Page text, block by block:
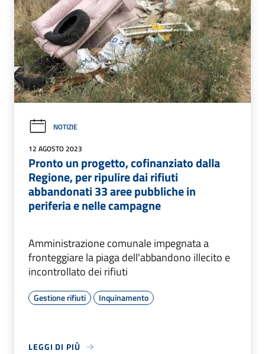
NOTIZIE
12 AGOSTO 2023
Pronto un progetto, cofinanziato dalla
Regione, per ripulire dai rifiuti
abbandonati 33 aree pubbliche in
periferia e nelle campagne
Amministrazione comunale impegnata a
fronteggiare la piaga dell'abbandono illecito e
incontrollato dei rifiuti
Gestione rifiuti Inquinamento
LEGGI DI PIÙ